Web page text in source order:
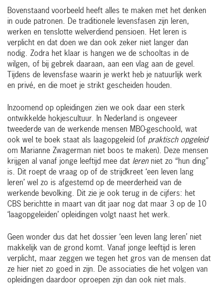
Bovenstaand voorbeeld heeft alles te maken met het denken
in oude patronen. De traditionele levensfasen zijn leren,
werken en tenslotte welverdiend pensioen. Het leren is
verplicht en dat doen we dan ook zeker niet langer dan
nodig. Zodra het klaar is hangen we de schooltas in de
wilgen, of bij gebrek daaraan, aan een vlag aan de gevel.
Tijdens de levensfase waarin je werkt heb je natuurlijk werk
en privé, en die moet je strikt gescheiden houden.
Inzoomend op opleidingen zien we ook daar een sterk
ontwikkelde hokjescultuur. In Nederland is ongeveer
tweederde van de werkende mensen MBO-geschoold, wat
ook wel te boek staat als laagopgeleid (of praktisch opgeleid
om Marianne Zwagerman niet boos te maken). Deze mensen
krijgen al vanaf jonge leeftijd mee dat lerenniet zo “hun ding”
is. Dit roept de vraag op of de strijdkreet ‘een leven lang
leren’ wel zo is afgestemd op de meerderheid van de
werkende bevolking. Dit zie je ook terug in de cijfers: het
CBS berichtte in maart van dit jaar nog dat maar 3 op de 10
‘laagopgeleiden’ opleidingen volgt naast het werk.
Geen wonder dus dat het dossier ‘een leven lang leren’ niet
makkelijk van de grond komt. Vanaf jonge leeftijd is leren
verplicht, maar zeggen we tegen het gros van de mensen dat
ze hier niet zo goed in zijn. De associaties die het volgen van
opleidingen daardoor oproepen zijn dan ook niet mals.